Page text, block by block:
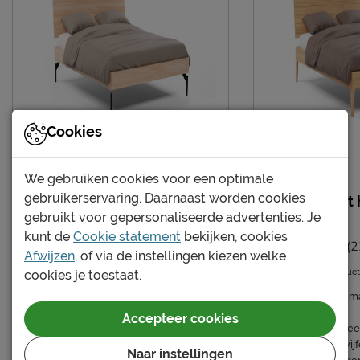
Garantie
4 jaar garantie volgens
Beter Bed voorwaarden
Duurzaamheid
Duurzaam duurzamer product
Leveranciersinformatie
Locatie
Postbus 716, 5400 AS,
Uden, Nederland
Emailadres
info@beterbed.nl
Bed Sky met hoofdbord
hout en poten metaal
(1)
Duurzamer product
Maatvoering:
Tweepersoons,
Twijfelaar, Eenpersoons
Bed Sky
poten hout
Duurzamer product
Excl.
Eenpersoons,
Cookies
We gebruiken cookies voor een optimale
gebruikerservaring. Daarnaast worden cookies
gebruikt voor gepersonaliseerde advertenties. Je
kunt de Cookie statement bekijken, cookies
Afwijzen, of via de instellingen kiezen welke
cookies je toestaat.
Naar instellingen
Accepteer cookies